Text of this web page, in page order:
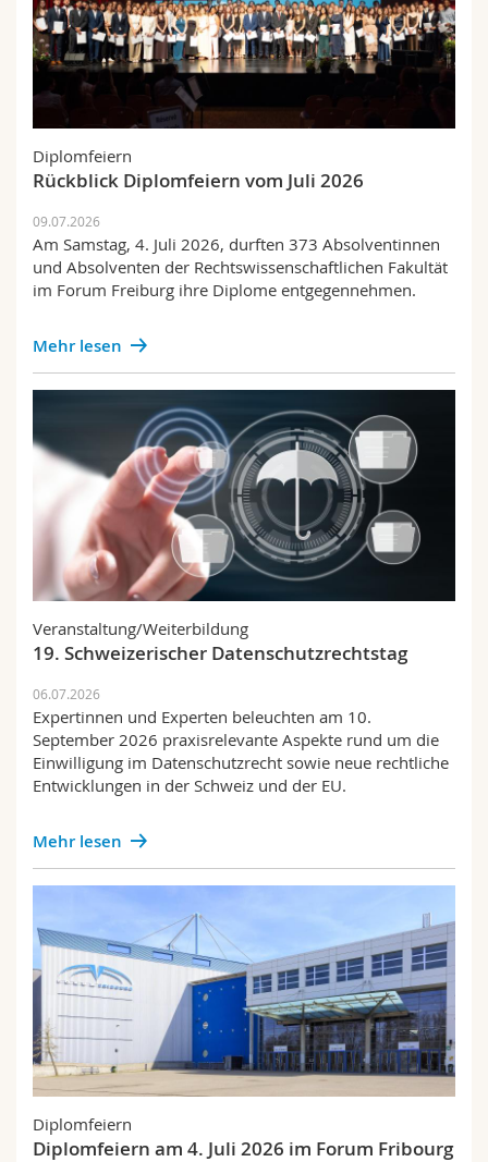
Diplomfeiern
Rückblick Diplomfeiern vom Juli 2026
09.07.2026
Am Samstag, 4. Juli 2026, durften 373 Absolventinnen
und Absolventen der Rechtswissenschaftlichen Fakultät
im Forum Freiburg ihre Diplome entgegennehmen.
Mehr lesen
Veranstaltung/Weiterbildung
19. Schweizerischer Datenschutzrechtstag
06.07.2026
Expertinnen und Experten beleuchten am 10.
September 2026 praxisrelevante Aspekte rund um die
Einwilligung im Datenschutzrecht sowie neue rechtliche
Entwicklungen in der Schweiz und der EU.
Mehr lesen
Diplomfeiern
Diplomfeiern am 4. Juli 2026 im Forum Fribourg